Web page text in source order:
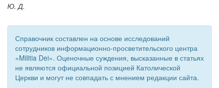
Ю. Д.
Справочник составлен на основе исследований
сотрудников информационно-просветительского центра
«Militia Dei». Оценочные суждения, высказанные в статьях
не являются официальной позицией Католической
Церкви и могут не совпадать с мнением редакции сайта.